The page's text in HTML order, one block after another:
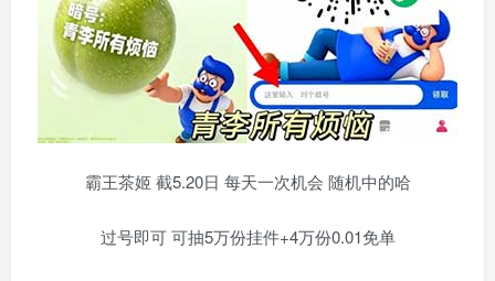
霸王茶姬 截5.20日 每天一次机会 随机中的哈
过号即可 可抽5万份挂件+4万份0.01免单